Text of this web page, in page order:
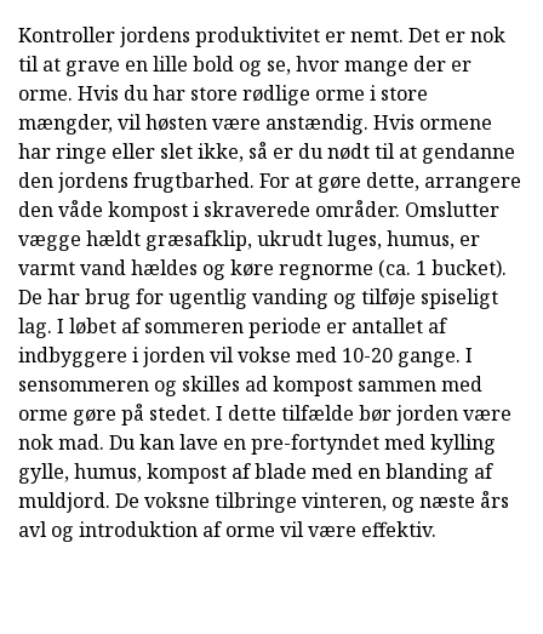
Kontroller jordens produktivitet er nemt. Det er nok
til at grave en lille bold og se, hvor mange der er
orme. Hvis du har store rødlige orme i store
mængder, vil høsten være anstændig. Hvis ormene
har ringe eller slet ikke, så er du nødt til at gendanne
den jordens frugtbarhed. For at gøre dette, arrangere
den våde kompost i skraverede områder. Omslutter
vægge hældt græsafklip, ukrudt luges, humus, er
varmt vand hældes og køre regnorme (ca. 1 bucket).
De har brug for ugentlig vanding og tilføje spiseligt
lag. I løbet af sommeren periode er antallet af
indbyggere i jorden vil vokse med 10-20 gange. I
sensommeren og skilles ad kompost sammen med
orme gøre på stedet. I dette tilfælde bør jorden være
nok mad. Du kan lave en pre-fortyndet med kylling
gylle, humus, kompost af blade med en blanding af
muldjord. De voksne tilbringe vinteren, og næste års
avl og introduktion af orme vil være effektiv.